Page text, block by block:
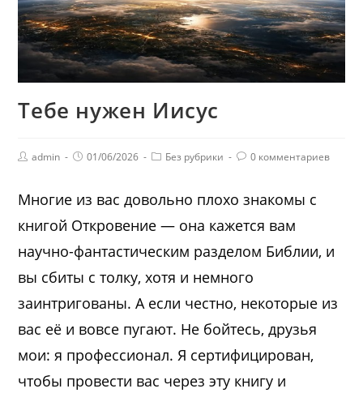
Тебе нужен Иисус
admin 01/06/2026 Без рубрики 0 комментариев
Многие из вас довольно плохо знакомы с
книгой Откровение — она кажется вам
научно-фантастическим разделом Библии, и
вы сбиты с толку, хотя и немного
заинтригованы. А если честно, некоторые из
вас её и вовсе пугают. Не бойтесь, друзья
мои: я профессионал. Я сертифицирован,
чтобы провести вас через эту книгу и